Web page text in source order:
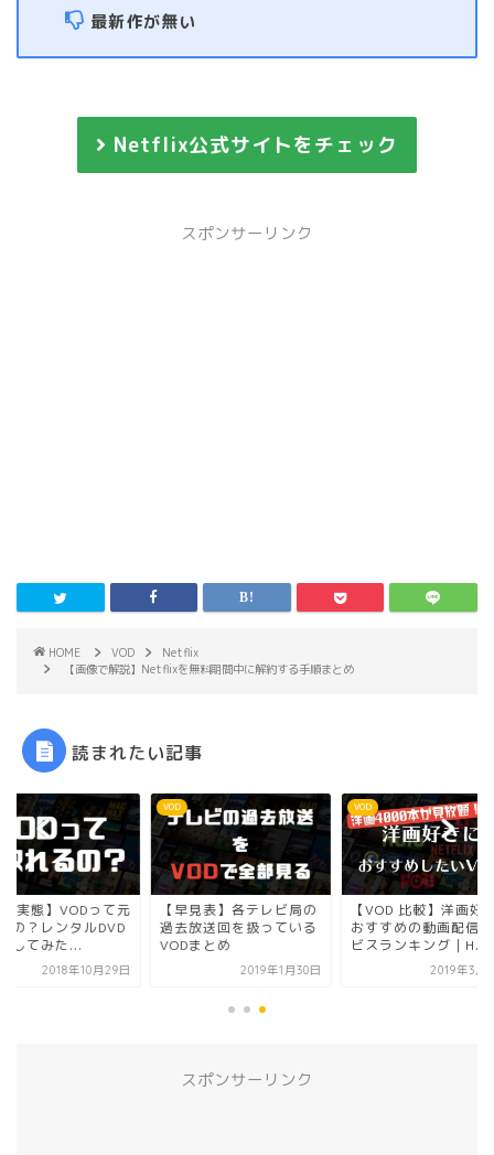
最新作が無い
Netflix公式サイトをチェック
スポンサーリンク
HOME VOD
Netflix
【画像で解説】Netflixを無料期間中に解約する手順まとめ
読まれたい記事
見表】各テレビ局の
送回を扱っている
まとめ
2019年1月30日
VOD
【VOD 比較】洋画好きに
おすすめの動画配信サー
ビスランキング｜H...
2019年3月21日
VOD
【VOD 実態】VOD
取れるの？レンタル
と比較してみた...
2018年10
スポンサーリンク